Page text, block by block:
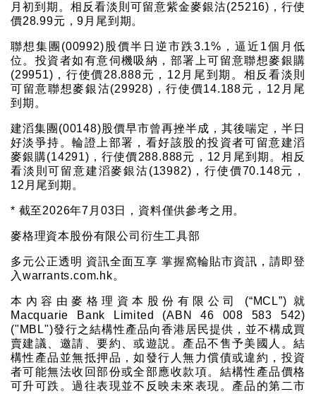
月初到期。相反看淡則可留意紫金麥銀沽(25216)，行使
價28.99元，9月尾到期。
聯想集團(00992)股價半日逆市跌3.1%，逼近1個月低
位。投資者如有意伺機吸納，部署上可留意聯想麥銀購
(29951)，行使價28.888元，12月尾到期。相反看淡則
可留意聯想麥銀沽(29928)，行使價14.188元，12月尾
到期。
建滔集團(00148)股價早市曾再挫半成，其後喘定，半日
好淡爭持。輪證上部署，看好該股的投資者可留意建滔
麥銀購(14291)，行使價288.888元，12月尾到期。相反
看淡則可留意建滔麥銀沽(13982)，行使價70.148元，
12月尾到期。
* 截至2026年7月03日，資料僅供參考之用。
麥格理資本股份有限公司衍生工具部
多元公正透明 資訊全面互享 掌握窩輪貼市資訊，請即登
入warrants.com.hk。
本內容由麥格理資本股份有限公司 (“MCL”) 就
Macquarie Bank Limited (ABN 46 008 583 542)
("MBL")發行之結構性產品向香港居民提供，並不構成買
賣建議、邀請、要約、或遊説。產品不售予美國人。結
構性產品並無抵押品，如發行人無力償債或違約，投資
者可能無法收回部份或全部應收款項。結構性產品價格
可升可跌。過往表現並不反映未來表現。產品的第二市